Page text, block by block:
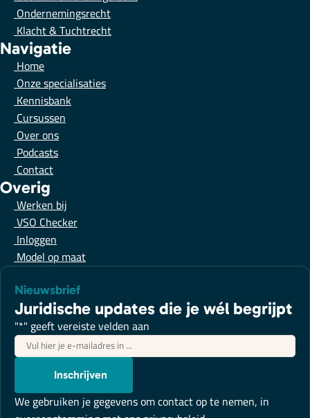
Ondernemingsrecht
Klacht & Tuchtrecht
Navigatie
Home
Onze specialisaties
Kennisbank
Cursussen
Over ons
Podcasts
Contact
Overig
Werken bij
VSO Checker
Inloggen
Model op maat
Nieuwsbrief
Juridische updates die je wél begrijpt
"*" geeft vereiste velden aan
E-
mailadres*
Inschrijven
We gebruiken je gegevens om contact op te nemen, in